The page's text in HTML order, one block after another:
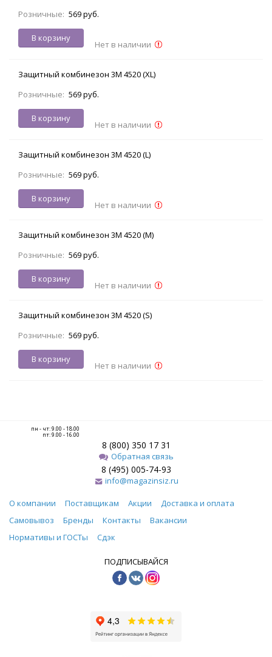
Розничные: 569 руб.
В корзину
Нет в наличии
Защитный комбинезон 3M 4520 (XL)
Розничные: 569 руб.
В корзину
Нет в наличии
Защитный комбинезон 3M 4520 (L)
Розничные: 569 руб.
В корзину
Нет в наличии
Защитный комбинезон 3M 4520 (M)
Розничные: 569 руб.
В корзину
Нет в наличии
Защитный комбинезон 3M 4520 (S)
Розничные: 569 руб.
В корзину
Нет в наличии
пн - чт: 9.00 - 18.00
пт: 9.00 - 16.00
8 (800) 350 17 31
Обратная связь
8 (495) 005-74-93
info@magazinsiz.ru
О компании Поставщикам Акции
Доставка и оплата
Самовывоз
Бренды Контакты
Вакансии
Нормативы и ГОСТы
Сдэк
ПОДПИСЫВАЙСЯ